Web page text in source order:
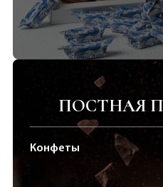
ПОСТНАЯ
Конфеты